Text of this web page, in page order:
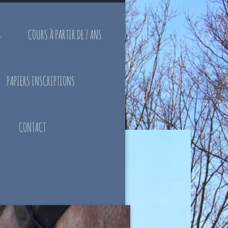
COURS À PARTIR DE 7 ANS
PAPIERS INSCRIPTIONS
CONTACT